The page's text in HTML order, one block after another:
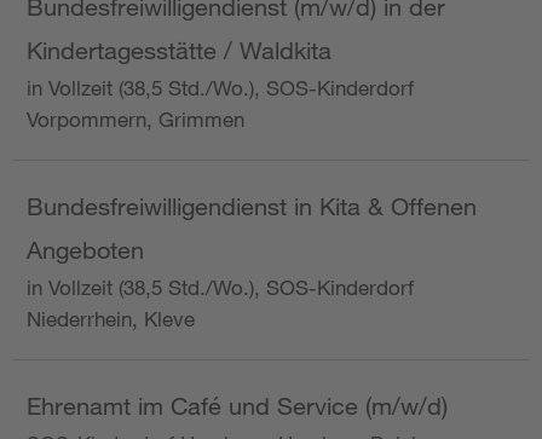
Bundesfreiwilligendienst (m/w/d) in der
Kindertagesstätte / Waldkita
in Vollzeit (38,5 Std./Wo.), SOS-Kinderdorf
Vorpommern, Grimmen
Bundesfreiwilligendienst in Kita & Offenen
Angeboten
in Vollzeit (38,5 Std./Wo.), SOS-Kinderdorf
Niederrhein, Kleve
Ehrenamt im Café und Service (m/w/d)